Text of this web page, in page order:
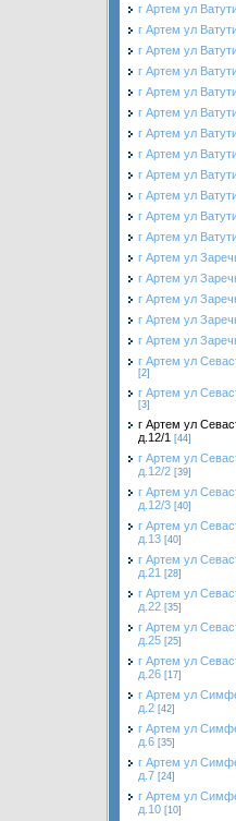
г Артем ул
г Артем ул
г Артем ул
г Артем ул
г Артем ул
г Артем ул
г Артем ул
г Артем ул
г Артем ул
г Артем ул
г Артем ул
г Артем ул
г Артем ул
г Артем ул
г Артем ул
г Артем ул
г Артем ул
г Артем ул
[2]
г Артем ул
[3]
г Артем ул
д.12/1 [44]
г Артем ул
д.12/2 [39]
г Артем ул
д.12/3 [40]
г Артем ул
д.13 [40]
г Артем ул
д.21 [28]
г Артем ул
д.22 [35]
г Артем ул
д.25 [25]
г Артем ул
д.26 [17]
г Артем ул
д.2 [42]
г Артем ул
д.6 [35]
г Артем ул
д.7 [24]
г Артем ул
д.10 [10]